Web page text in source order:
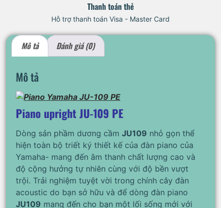
Thanh toán thẻ
Hỗ trợ thanh toán Visa - Master Card
Mô tả Đánh giá (0)
Mô tả
Piano upright JU-109 PE
Dòng sản phầm dương cầm JU109 nhỏ gọn thể
hiện toàn bộ triết ký thiết kế của đàn piano của
Yamaha- mang đến âm thanh chất lượng cao và
độ cộng hưởng tự nhiên cùng với độ bền vượt
trội. Trải nghiệm tuyệt vời trong chính cây đàn
acoustic do bạn sở hữu và để dòng đàn piano
JU109 mang đến cho bạn một lối sống mới với